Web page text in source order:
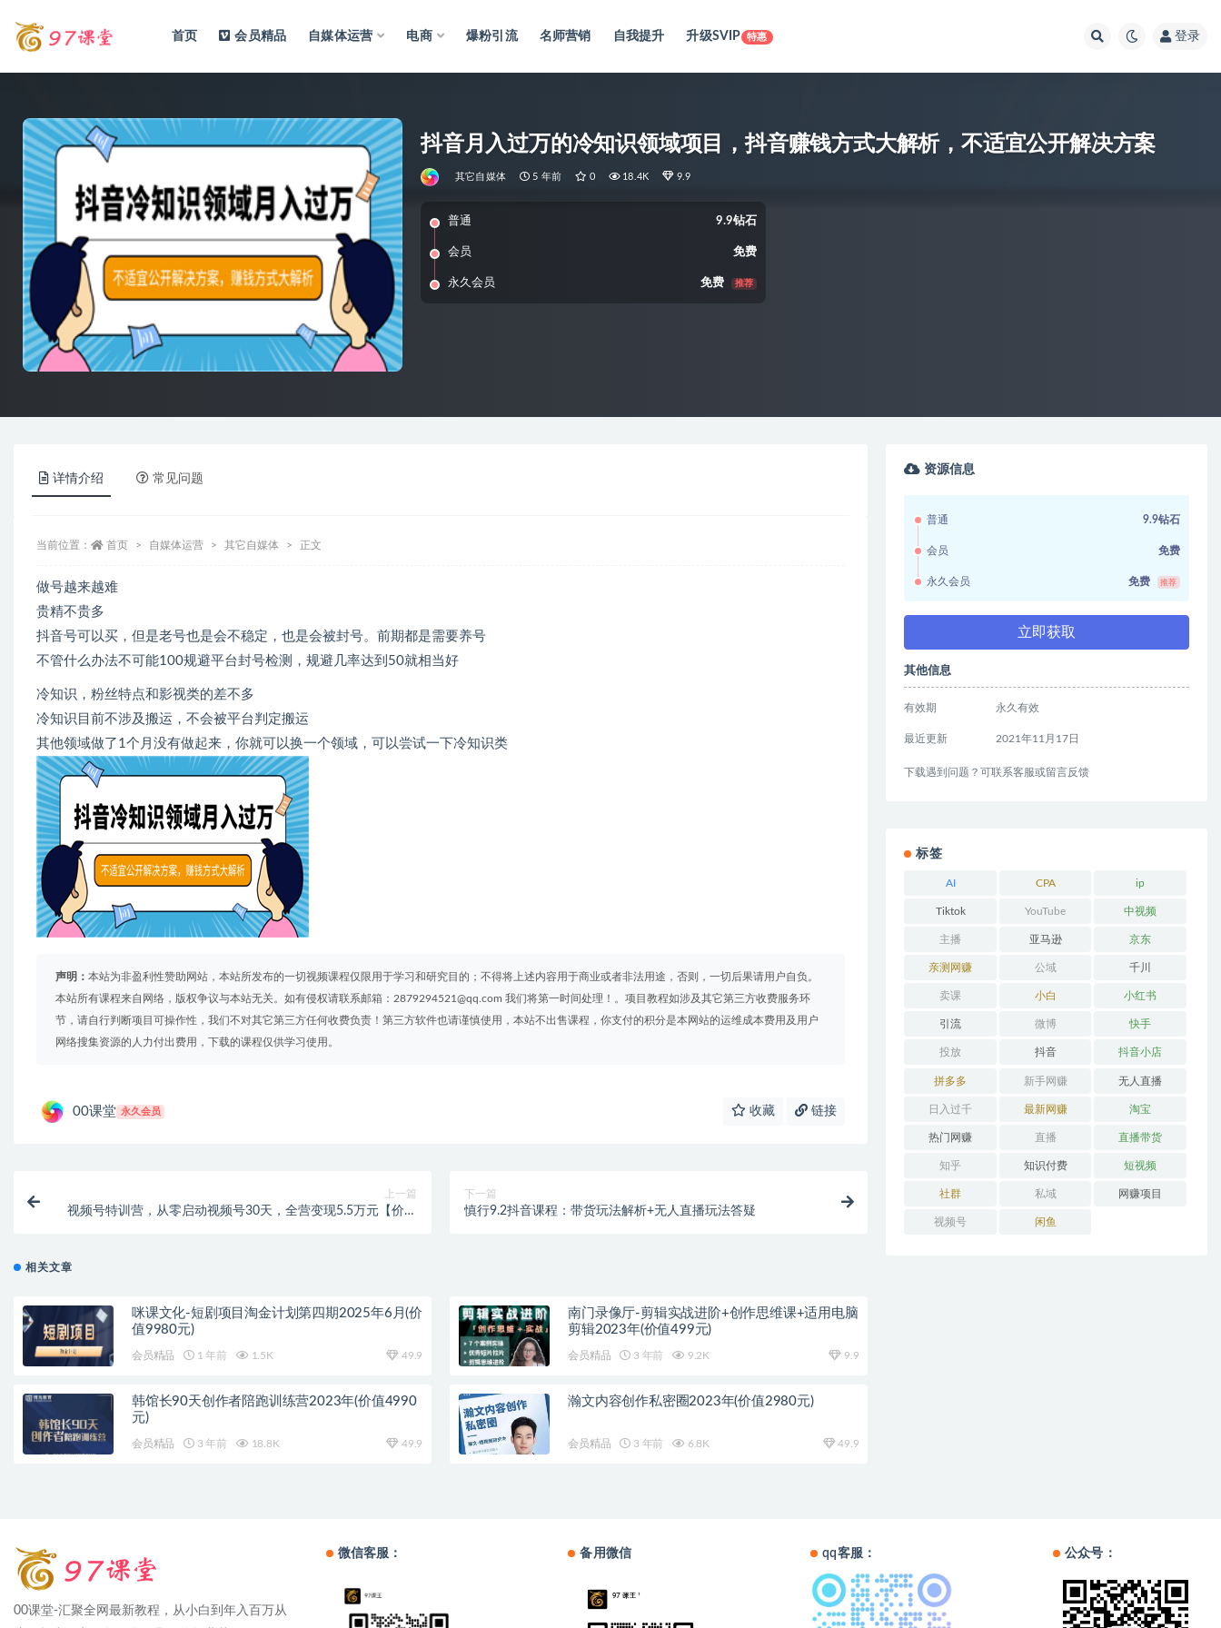
首页 会员精品 自媒体运营 电商 爆粉引流 名师营销 自我提升 升级SVIP 特惠 登录
抖音月入过万的冷知识领域项目，抖音赚钱方式大解析，不适宜公开解决方案
其它自媒体 5 年前 0 18.4K 9.9
普通 9.9钻石
会员 免费
永久会员 免费 推荐
详情介绍 常见问题
当前位置： 首页 自媒体运营 其它自媒体 正文
做号越来越难
贵精不贵多
抖音号可以买，但是老号也是会不稳定，也是会被封号。前期都是需要养号
不管什么办法不可能100规避平台封号检测，规避几率达到50就相当好
冷知识，粉丝特点和影视类的差不多
冷知识目前不涉及搬运，不会被平台判定搬运
其他领域做了1个月没有做起来，你就可以换一个领域，可以尝试一下冷知识类
声明： 本站为非盈利性赞助网站，本站所发布的一切视频课程仅限用于学习和研究目的；不得将上述内容用于商业或者非法用途，否则，一切后果请用户自负。
本站所有课程来自网络，版权争议与本站无关。如有侵权请联系邮箱：2879294521@qq.com 我们将第一时间处理！。项目教程如涉及其它第三方收费服务环
节，请自行判断项目可操作性，我们不对其它第三方任何收费负责！第三方软件也请谨慎使用，本站不出售课程，你支付的积分是本网站的运维成本费用及用户
网络搜集资源的人力付出费用，下载的课程仅供学习使用。
00课堂 永久会员 收藏 链接
上一篇
视频号特训营，从零启动视频号30天，全营变现5.5万元【价值
下一篇
慎行9.2抖音课程：带货玩法解析+无人直播玩法答疑
相关文章
咪课文化-短剧项目淘金计划第四期2025年6月(价
值9980元)
会员精品 1 年前 1.5K 49.9
南门录像厅-剪辑实战进阶+创作思维课+适用电脑
剪辑2023年(价值499元)
会员精品 3 年前 9.2K 9.9
韩馆长90天创作者陪跑训练营2023年(价值4990
元)
会员精品 3 年前 18.8K 49.9
瀚文内容创作私密圈2023年(价值2980元)
会员精品 3 年前 6.8K 49.9
资源信息
普通 9.9钻石
会员 免费
永久会员 免费 推荐
立即获取
其他信息
有效期 永久有效
最近更新 2021年11月17日
下载遇到问题？可联系客服或留言反馈
标签
AI CPA ip
Tiktok YouTube 中视频
主播 亚马逊 京东
亲测网赚 公域 千川
卖课 小白 小红书
引流 微博 快手
投放 抖音 抖音小店
拼多多 新手网赚 无人直播
日入过千 最新网赚 淘宝
热门网赚 直播 直播带货
知乎 知识付费 短视频
社群 私域 网赚项目
视频号 闲鱼
00课堂-汇聚全网最新教程，从小白到年入百万从
微信客服： 备用微信 qq客服： 公众号：